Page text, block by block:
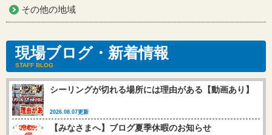
その他の地域
現場ブログ・新着情報
STAFF BLOG
シーリングが切れる場所には理由がある【動画あり】
2026.08.07更新
【みなさまへ】ブログ夏季休暇のお知らせ